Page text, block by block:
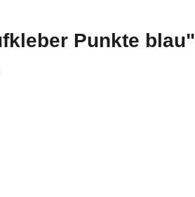
Punkte blau"